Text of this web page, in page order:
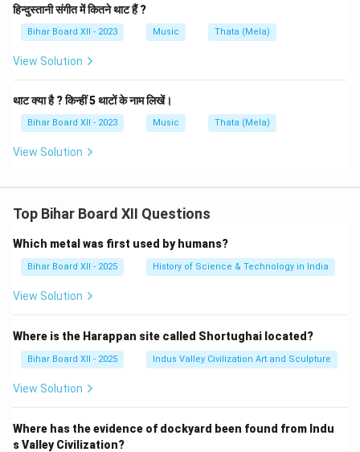
हिन्दुस्तानी संगीत में कितने थाट हैं ?
Bihar Board XII - 2023 Music Thata (Mela)
View Solution
थाट क्या है ? किन्हीं 5 थाटों के नाम लिखें।
Bihar Board XII - 2023 Music Thata (Mela)
View Solution
Top Bihar Board XII Questions
Which metal was first used by humans?
Bihar Board XII - 2025 History of Science & Technology in India
View Solution
Where is the Harappan site called Shortughai located?
Bihar Board XII - 2025 Indus Valley Civilization Art and Sculpture
View Solution
Where has the evidence of dockyard been found from Indu
s Valley Civilization?